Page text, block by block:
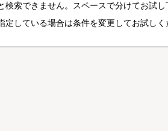
検索できません。スペースで分けてお試し
定している場合は条件を変更してお試しく